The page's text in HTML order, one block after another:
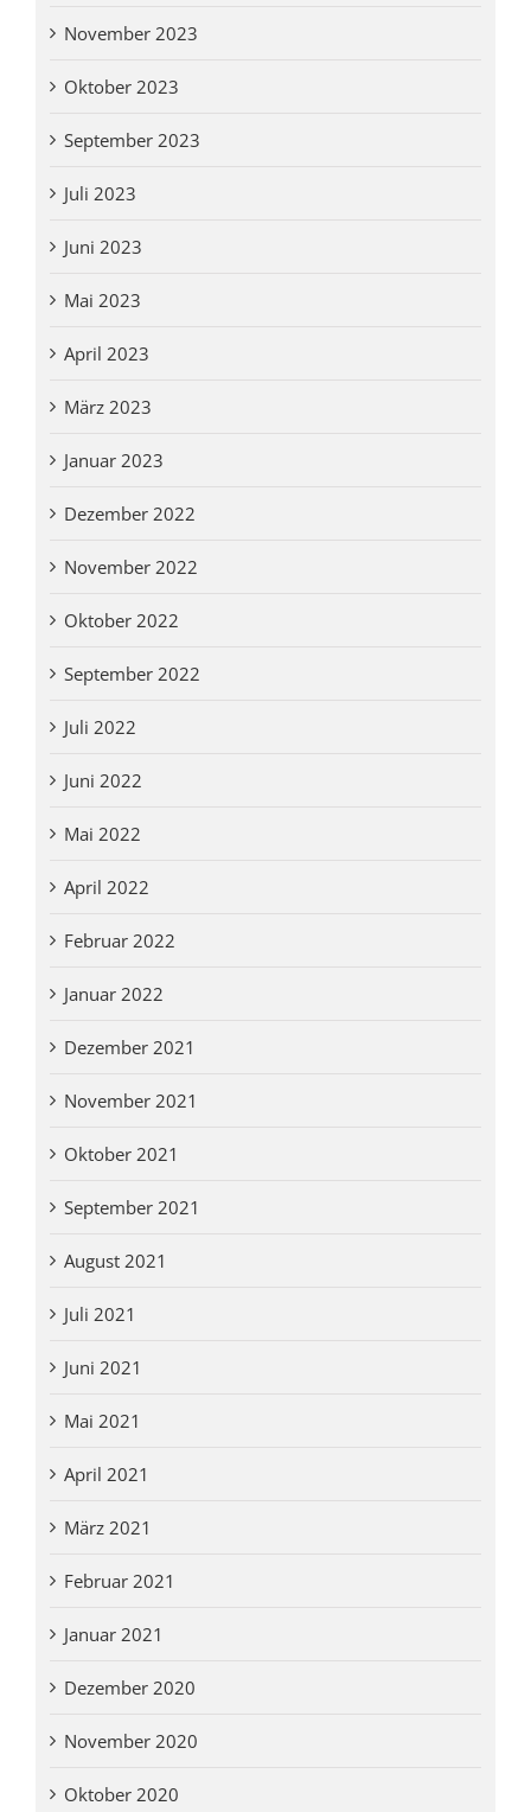
November 2023
Oktober 2023
September 2023
Juli 2023
Juni 2023
Mai 2023
April 2023
März 2023
Januar 2023
Dezember 2022
November 2022
Oktober 2022
September 2022
Juli 2022
Juni 2022
Mai 2022
April 2022
Februar 2022
Januar 2022
Dezember 2021
November 2021
Oktober 2021
September 2021
August 2021
Juli 2021
Juni 2021
Mai 2021
April 2021
März 2021
Februar 2021
Januar 2021
Dezember 2020
November 2020
Oktober 2020